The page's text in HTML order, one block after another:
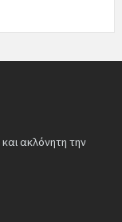
και ακλόνητη την